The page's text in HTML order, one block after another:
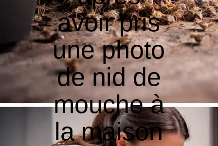
avoir pris
une photo
de nid de
mouche à
la maison